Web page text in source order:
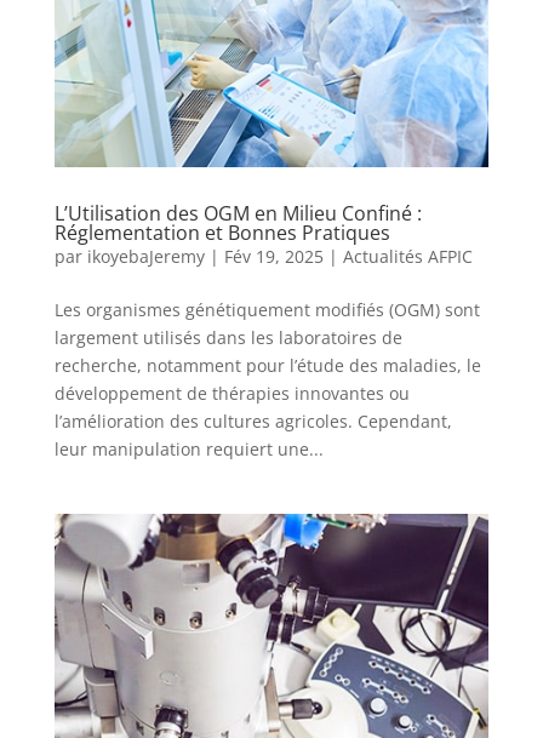
L’Utilisation des OGM en Milieu Confiné :
Réglementation et Bonnes Pratiques
par ikoyebaJeremy| Fév 19, 2025| Actualités AFPIC
Les organismes génétiquement modifiés (OGM) sont
largement utilisés dans les laboratoires de
recherche, notamment pour l’étude des maladies, le
développement de thérapies innovantes ou
l’amélioration des cultures agricoles. Cependant,
leur manipulation requiert une...